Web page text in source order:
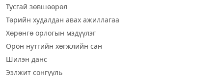
Тусгай зөвшөөрөл
Төрийн худалдан авах ажиллагаа
Хөрөнгө орлогын мэдүүлэг
Орон нутгийн хөгжлийн сан
Шилэн данс
Ээлжит сонгууль